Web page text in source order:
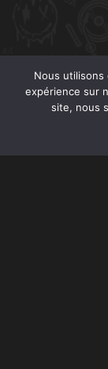
Nous utilisons
expérience sur
site, nous